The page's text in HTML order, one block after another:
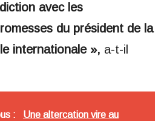
avec les
du président de la
internationale », a-t-il
: Une altercation vire au